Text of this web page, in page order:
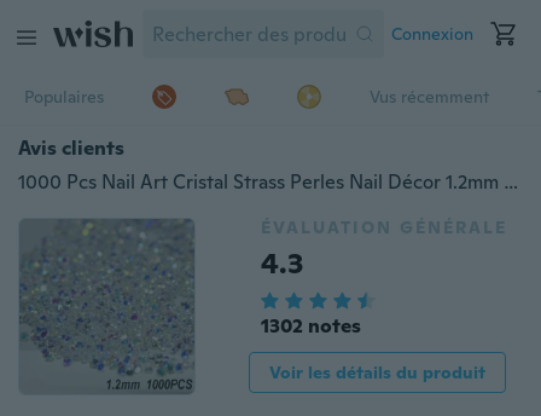
Connexion
Populaires Vus récemment
Avis clients
1000 Pcs Nail Art Cristal Strass Perles Nail Décor 1.2mm Mini Micro Diamant Perles DIY Accessoires
ÉVALUATION GÉNÉRALE
4.3
1302 notes
Voir les détails du produit